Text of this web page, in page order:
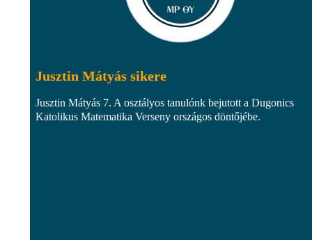
Jusztin Mátyás sikere
Jusztin Mátyás 7. A osztályos tanulónk bejutott a Dugonics
Katolikus Matematika Verseny országos döntőjébe.